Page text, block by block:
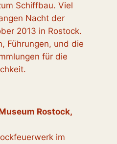
Schiffbau. Viel
Nacht der
2013 in Rostock.
Führungen, und die
für die
Rostock,
im